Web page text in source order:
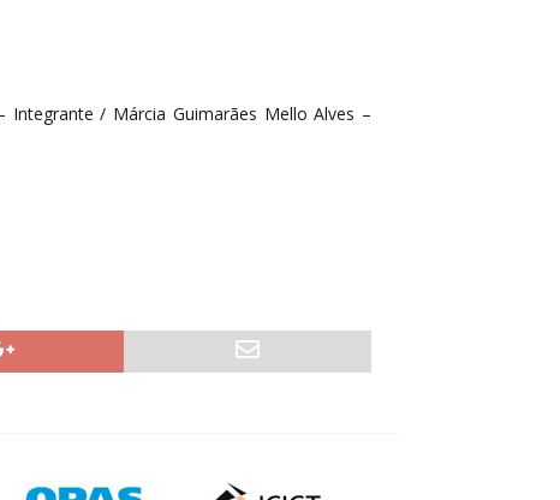
/ Márcia Guimarães Mello Alves –